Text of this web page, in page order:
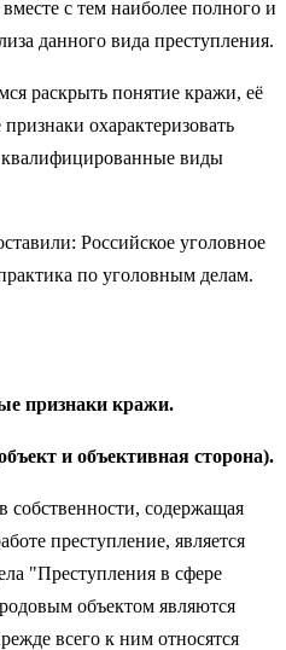
с тем наиболее полного и
данного вида преступления.
раскрыть понятие кражи, её
охарактеризовать
виды
Российское уголовное
по уголовным делам.
признаки кражи.
и объективная сторона).
собственности, содержащая
преступление, является
"Преступления в сфере
объектом являются
всего к ним относятся